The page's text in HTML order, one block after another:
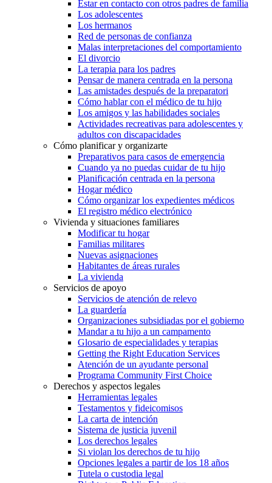
Estar en contacto con otros padres de familia
Los adolescentes
Los hermanos
Red de personas de confianza
Malas interpretaciones del comportamiento
El divorcio
La terapia para los padres
Pensar de manera centrada en la persona
Las amistades después de la preparatori
Cómo hablar con el médico de tu hijo
Los amigos y las habilidades sociales
Actividades recreativas para adolescentes y
adultos con discapacidades
Cómo planificar y organizarte
Preparativos para casos de emergencia
Cuando ya no puedas cuidar de tu hijo
Planificación centrada en la persona
Hogar médico
Cómo organizar los expedientes médicos
El registro médico electrónico
Vivienda y situaciones familiares
Modificar tu hogar
Familias militares
Nuevas asignaciones
Habitantes de áreas rurales
La vivienda
Servicios de apoyo
Servicios de atención de relevo
La guardería
Organizaciones subsidiadas por el gobierno
Mandar a tu hijo a un campamento
Glosario de especialidades y terapias
Getting the Right Education Services
Atención de un ayudante personal
Programa Community First Choice
Derechos y aspectos legales
Herramientas legales
Testamentos y fideicomisos
La carta de intención
Sistema de justicia juvenil
Los derechos legales
Si violan los derechos de tu hijo
Opciones legales a partir de los 18 años
Tutela o custodia legal